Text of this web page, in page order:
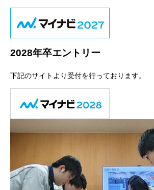
2028年卒エントリー
下記のサイトより受付を行っております。